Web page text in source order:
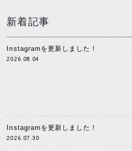
新着記事
Instagramを更新しました！
2026.08.04
Instagramを更新しました！
2026.07.30